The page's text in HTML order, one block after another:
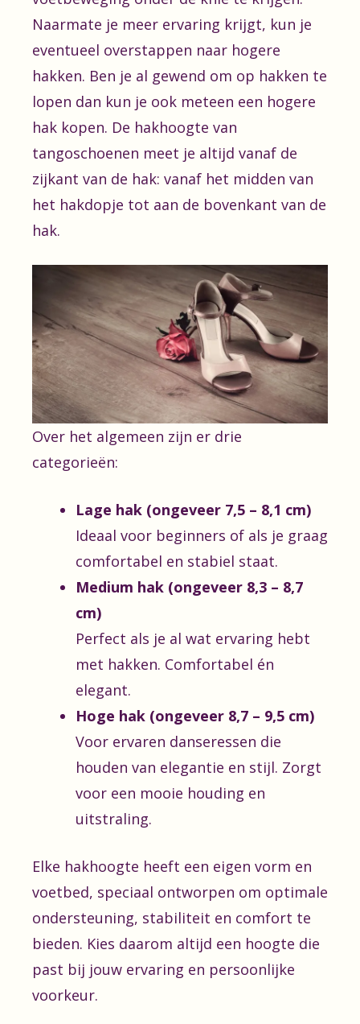
Naarmate je meer ervaring krijgt, kun je
eventueel overstappen naar hogere
hakken. Ben je al gewend om op hakken te
lopen dan kun je ook meteen een hogere
hak kopen. De hakhoogte van
tangoschoenen meet je altijd vanaf de
zijkant van de hak: vanaf het midden van
het hakdopje tot aan de bovenkant van de
hak.
Over het algemeen zijn er drie
categorieën:
Lage hak (ongeveer 7,5 – 8,1 cm)
Ideaal voor beginners of als je graag
comfortabel en stabiel staat.
Medium hak (ongeveer 8,3 – 8,7
cm)
Perfect als je al wat ervaring hebt
met hakken. Comfortabel én
elegant.
Hoge hak (ongeveer 8,7 – 9,5 cm)
Voor ervaren danseressen die
houden van elegantie en stijl. Zorgt
voor een mooie houding en
uitstraling.
Elke hakhoogte heeft een eigen vorm en
voetbed, speciaal ontworpen om optimale
ondersteuning, stabiliteit en comfort te
bieden. Kies daarom altijd een hoogte die
past bij jouw ervaring en persoonlijke
voorkeur.